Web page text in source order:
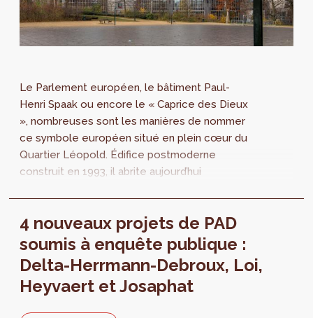
Le Parlement européen, le bâtiment Paul-
Henri Spaak ou encore le « Caprice des Dieux
», nombreuses sont les manières de nommer
ce symbole européen situé en plein cœur du
Quartier Léopold. Édifice postmoderne
construit en 1993, il abrite aujourd’hui
4 nouveaux projets de PAD
soumis à enquête publique :
Delta-Herrmann-Debroux, Loi,
Heyvaert et Josaphat